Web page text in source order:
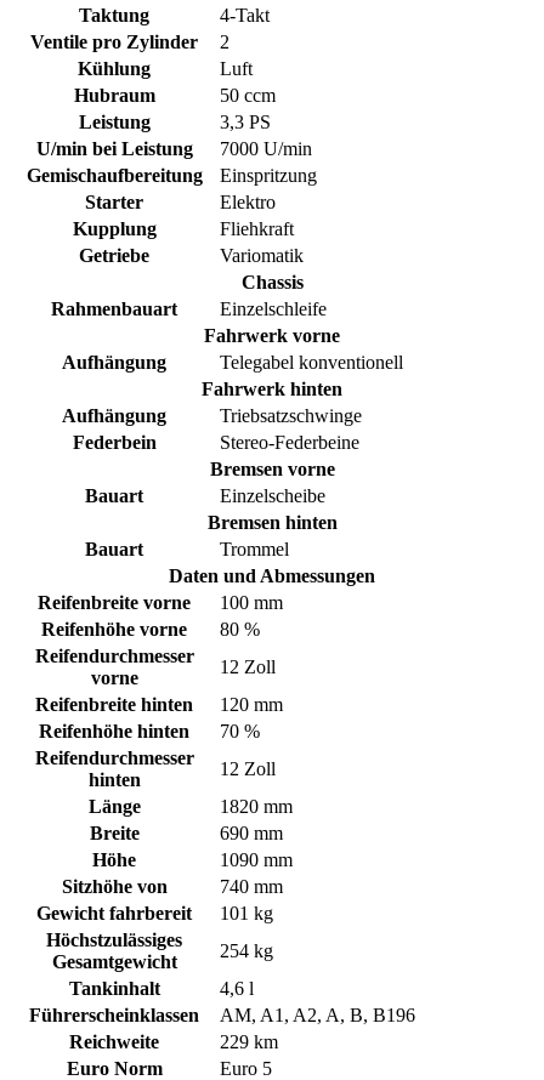
Taktung
4-Takt
Ventile pro Zylinder
2
Kühlung
Luft
Hubraum
50 ccm
Leistung
3,3 PS
U/min bei Leistung
7000 U/min
Gemischaufbereitung
Einspritzung
Starter
Elektro
Kupplung
Fliehkraft
Getriebe
Variomatik
Chassis
Rahmenbauart
Einzelschleife
Fahrwerk vorne
Aufhängung
Telegabel konventionell
Fahrwerk hinten
Aufhängung
Triebsatzschwinge
Federbein
Stereo-Federbeine
Bremsen vorne
Bauart
Einzelscheibe
Bremsen hinten
Bauart
Trommel
Daten und Abmessungen
Reifenbreite vorne
100 mm
Reifenhöhe vorne
80 %
Reifendurchmesser
vorne
12 Zoll
Reifenbreite hinten
120 mm
Reifenhöhe hinten
70 %
Reifendurchmesser
hinten
12 Zoll
Länge
1820 mm
Breite
690 mm
Höhe
1090 mm
Sitzhöhe von
740 mm
Gewicht fahrbereit
101 kg
Höchstzulässiges
Gesamtgewicht
254 kg
Tankinhalt
4,6 l
Führerscheinklassen
AM, A1, A2, A, B, B196
Reichweite
229 km
Euro Norm
Euro 5